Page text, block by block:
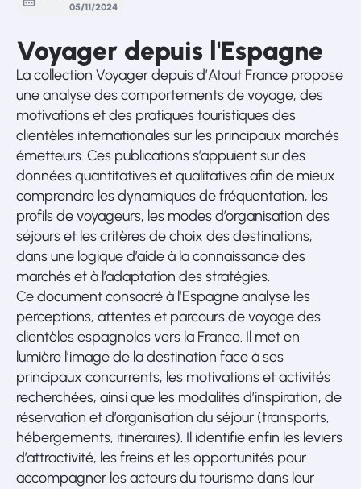
05/11/2024
Voyager depuis l'Espagne
La collection Voyager depuis d’Atout France propose
une analyse des comportements de voyage, des
motivations et des pratiques touristiques des
clientèles internationales sur les principaux marchés
émetteurs. Ces publications s’appuient sur des
données quantitatives et qualitatives afin de mieux
comprendre les dynamiques de fréquentation, les
profils de voyageurs, les modes d’organisation des
séjours et les critères de choix des destinations,
dans une logique d’aide à la connaissance des
marchés et à l’adaptation des stratégies.
Ce document consacré à l’Espagne analyse les
perceptions, attentes et parcours de voyage des
clientèles espagnoles vers la France. Il met en
lumière l’image de la destination face à ses
principaux concurrents, les motivations et activités
recherchées, ainsi que les modalités d’inspiration, de
réservation et d’organisation du séjour (transports,
hébergements, itinéraires). Il identifie enfin les leviers
d’attractivité, les freins et les opportunités pour
accompagner les acteurs du tourisme dans leur